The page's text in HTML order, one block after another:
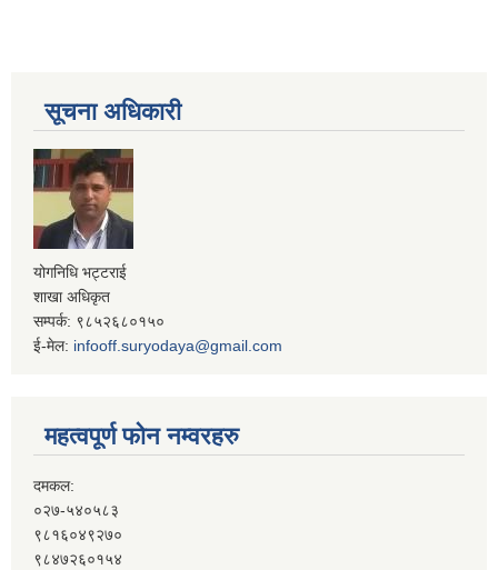
सूचना अधिकारी
योगनिधि भट्टराई
शाखा अधिकृत
सम्पर्क: ९८५२६८०१५०
ई-मेल: infooff.suryodaya@gmail.com
महत्वपूर्ण फोन नम्वरहरु
दमकल:
०२७-५४०५८३
९८१६०४९२७०
९८४७२६०१५४